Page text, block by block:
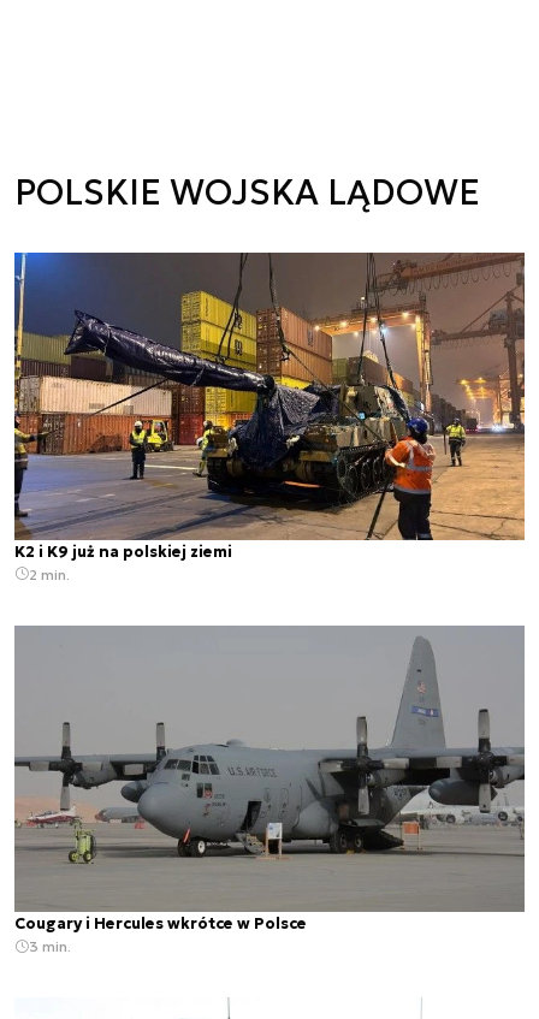
POLSKIE WOJSKA LĄDOWE
K2 i K9 już na polskiej ziemi
2 min.
Cougary i Hercules wkrótce w Polsce
3 min.